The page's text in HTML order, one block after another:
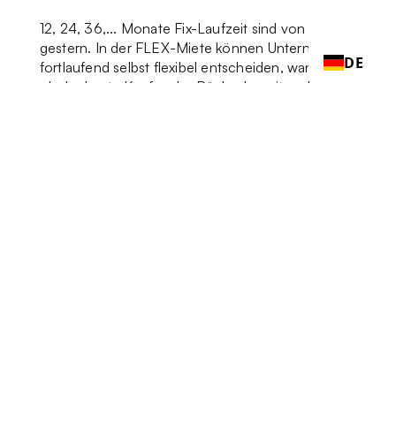
12, 24, 36,... Monate Fix-Laufzeit sind von
gestern. In der FLEX-Miete können Unternehmen
fortlaufend selbst flexibel entscheiden, wann und
ob der beste Kauf- oder Rückgabezeitpunkt
DE